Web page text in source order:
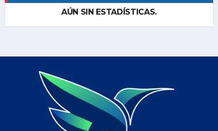
AÚN SIN ESTADÍSTICAS.